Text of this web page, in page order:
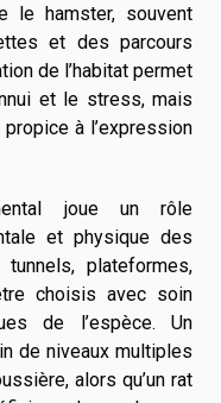
le hamster, souvent
et des parcours
de l’habitat permet
et le stress, mais
à l’expression
joue un rôle
et physique des
plateformes,
choisis avec soin
de l’espèce. Un
de niveaux multiples
alors qu’un rat